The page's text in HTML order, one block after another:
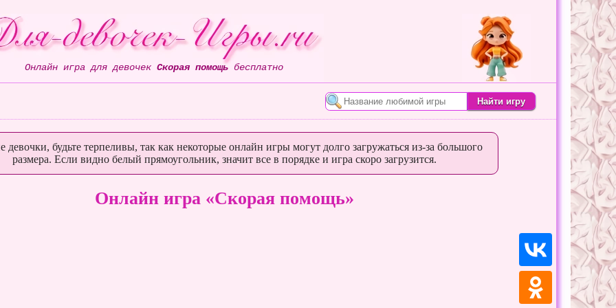
Онлайн игра для девочек Скорая помощьбесплатно
девочки, будьте терпеливы, так как некоторые онлайн игры могут долго загружаться из-за большого
размера. Если видно белый прямоугольник, значит все в порядке и игра скоро загрузится.
Онлайн игра «Скорая помощь»